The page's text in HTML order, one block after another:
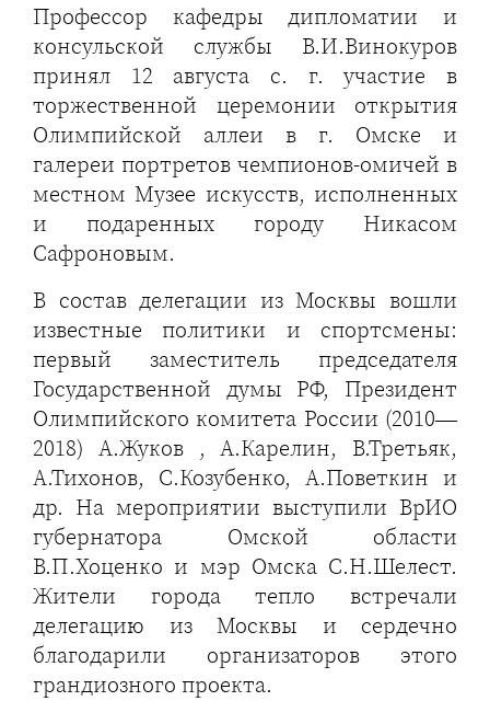
Профессор кафедры дипломатии и
консульской службы В.И.Винокуров
принял 12 августа с. г. участие в
торжественной церемонии открытия
Олимпийской аллеи в г. Омске и
галереи портретов чемпионов-омичей в
местном Музее искусств, исполненных
и подаренных городу Никасом
Сафроновым.
В состав делегации из Москвы вошли
известные политики и спортсмены:
первый заместитель председателя
Государственной думы РФ, Президент
Олимпийского комитета России (2010—
2018) А.Жуков , А.Карелин, В.Третьяк,
А.Тихонов, С.Козубенко, А.Поветкин и
др. На мероприятии выступили ВрИО
губернатора Омской области
В.П.Хоценко и мэр Омска С.Н.Шелест.
Жители города тепло встречали
делегацию из Москвы и сердечно
благодарили организаторов этого
грандиозного проекта.